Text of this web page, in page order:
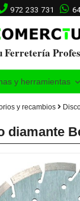
972 233 731
Ferretería
y herramientas
y recambios
diamante